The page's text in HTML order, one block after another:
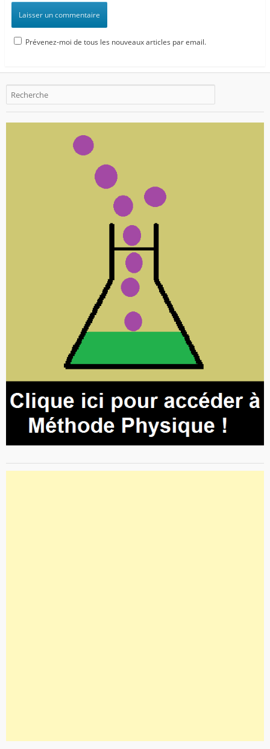
Prévenez-moi de tous les nouveaux articles par email.